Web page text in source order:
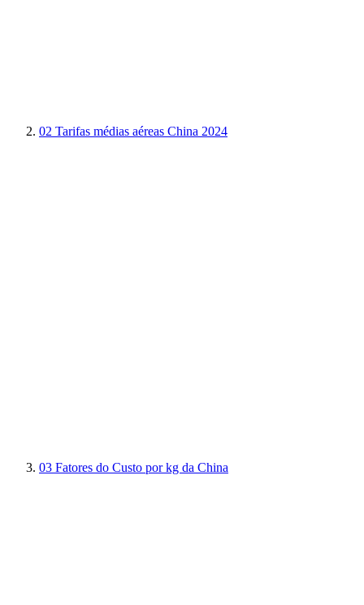
02 Tarifas médias aéreas China 2024
03 Fatores do Custo por kg da China